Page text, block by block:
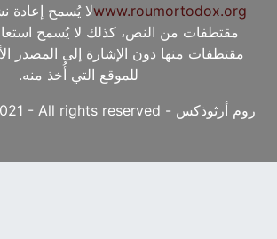
www.roumortodox.orgلا يُسمح إعادة
مقتطفات من النص، كذلك لا يُسمح
مقتطفات منها دون الإشارة إلى المصدر
للموقع التي أُخذ منه.
روم أرثوذكس - Copyright © 2021 - All rights reserved